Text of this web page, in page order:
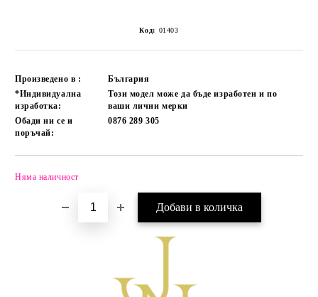
Код: 01403
Произведено в :
България
*Индивидуална
изработка:
Този модел може да бъде изработен и по
ваши лични мерки
Обади ни се и
поръчай:
0876 289 305
Няма наличност